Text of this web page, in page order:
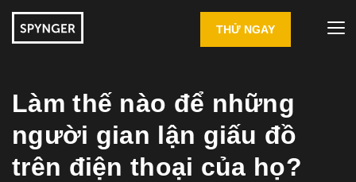
THỬ NGAY
Làm thế nào để những
người gian lận giấu đồ
trên điện thoại của họ?